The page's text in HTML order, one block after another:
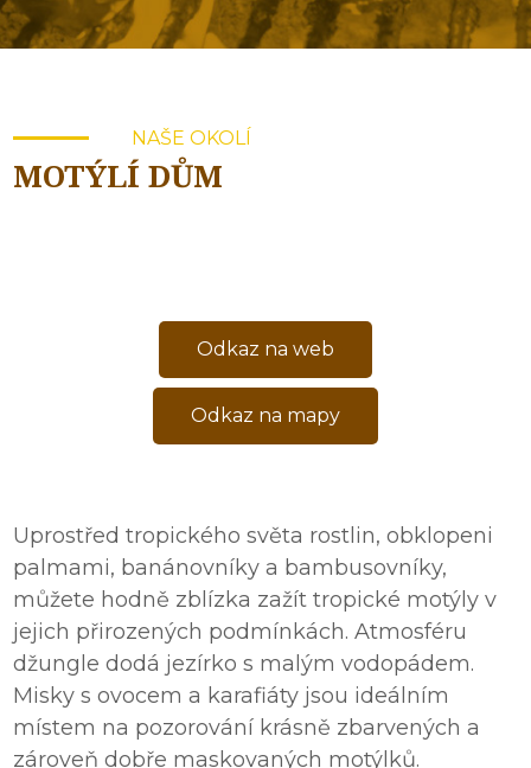
NAŠE OKOLÍ
MOTÝLÍ DŮM
Odkaz na web
Odkaz na mapy
Uprostřed tropického světa rostlin, obklopeni
palmami, banánovníky a bambusovníky,
můžete hodně zblízka zažít tropické motýly v
jejich přirozených podmínkách. Atmosféru
džungle dodá jezírko s malým vodopádem.
Misky s ovocem a karafiáty jsou ideálním
místem na pozorování krásně zbarvených a
zároveň dobře maskovaných motýlků.